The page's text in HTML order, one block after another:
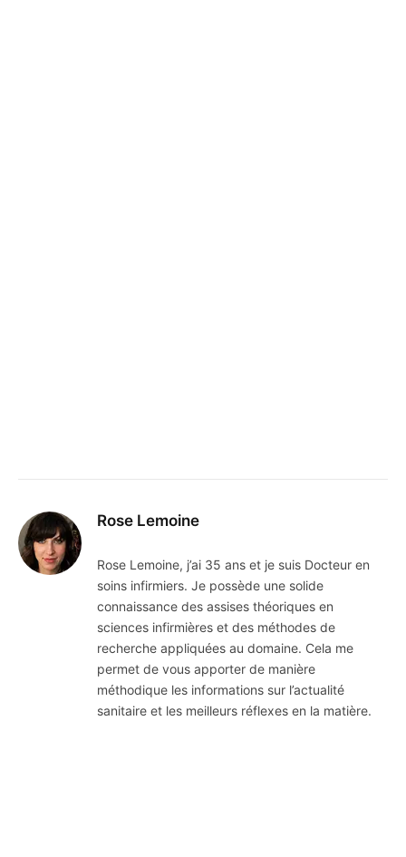
Rose Lemoine
Rose Lemoine, j’ai 35 ans et je suis Docteur en
soins infirmiers. Je possède une solide
connaissance des assises théoriques en
sciences infirmières et des méthodes de
recherche appliquées au domaine. Cela me
permet de vous apporter de manière
méthodique les informations sur l’actualité
sanitaire et les meilleurs réflexes en la matière.